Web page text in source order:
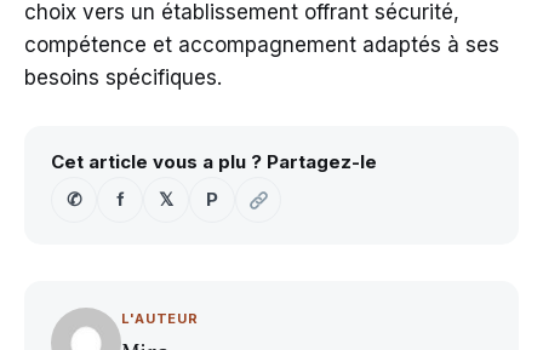
choix vers un établissement offrant sécurité,
compétence et accompagnement adaptés à ses
besoins spécifiques.
Cet article vous a plu ? Partagez-le
✆
f 𝕏 P
L'AUTEUR